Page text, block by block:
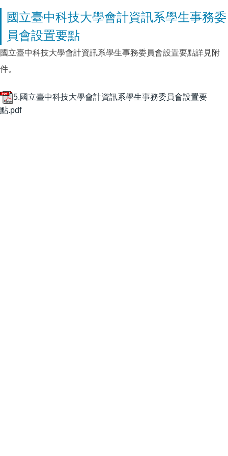
國立臺中科技大學會計資訊系學生事務委
員會設置要點
國立臺中科技大學會計資訊系學生事務委員會設置要點詳見附
件。
5.國立臺中科技大學會計資訊系學生事務委員會設置要
點.pdf